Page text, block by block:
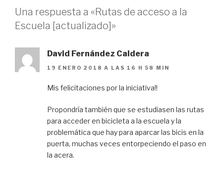
Una respuesta a «Rutas de acceso a la
Escuela [actualizado]»
David Fernández Caldera
19 ENERO 2018 A LAS 16 H 58 MIN
Mis felicitaciones por la iniciativa!!
Propondría también que se estudiasen las rutas
para acceder en bicicleta a la escuela y la
problemática que hay para aparcar las bicis en la
puerta, muchas veces entorpeciendo el paso en
la acera.